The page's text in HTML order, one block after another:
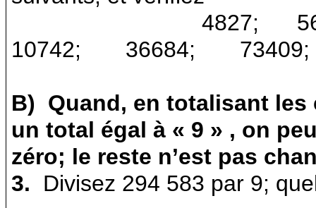
4827;
10742;
36684; 73409;
B) Quand, en totalisant
un total égal à « 9 » , on
zéro; le reste n’est pas
3.
Divisez 294 583 par 9;